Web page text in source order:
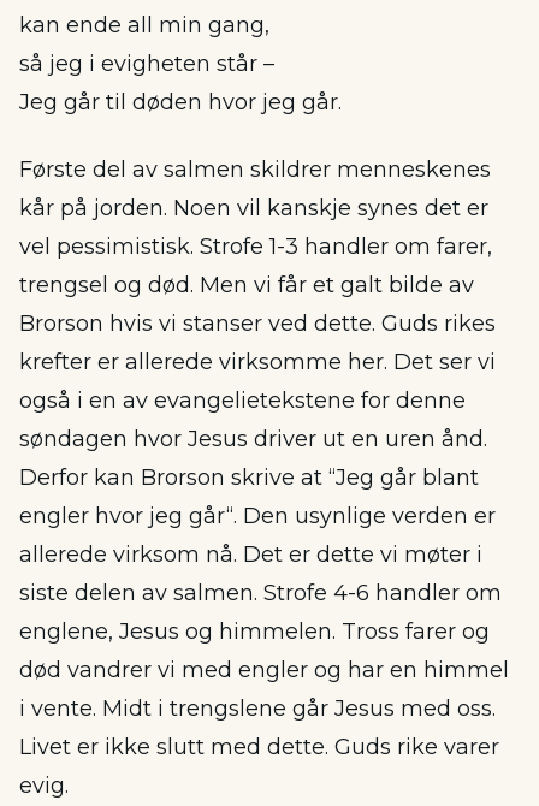
kan ende all min gang,
så jeg i evigheten står –
Jeg går til døden hvor jeg går.
Første del av salmen skildrer menneskenes
kår på jorden. Noen vil kanskje synes det er
vel pessimistisk. Strofe 1-3 handler om farer,
trengsel og død. Men vi får et galt bilde av
Brorson hvis vi stanser ved dette. Guds rikes
krefter er allerede virksomme her. Det ser vi
også i en av evangelietekstene for denne
søndagen hvor Jesus driver ut en uren ånd.
Derfor kan Brorson skrive at “Jeg går blant
engler hvor jeg går“. Den usynlige verden er
allerede virksom nå. Det er dette vi møter i
siste delen av salmen. Strofe 4-6 handler om
englene, Jesus og himmelen. Tross farer og
død vandrer vi med engler og har en himmel
i vente. Midt i trengslene går Jesus med oss.
Livet er ikke slutt med dette. Guds rike varer
evig.